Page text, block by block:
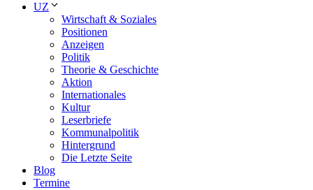
UZ
Wirtschaft & Soziales
Positionen
Anzeigen
Politik
Theorie & Geschichte
Aktion
Internationales
Kultur
Leserbriefe
Kommunalpolitik
Hintergrund
Die Letzte Seite
Blog
Termine